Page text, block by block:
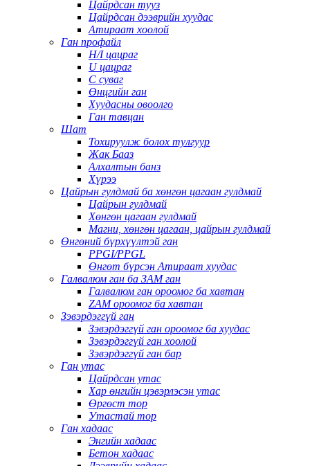
Цайрдсан тууз
Цайрдсан дээврийн хуудас
Атираат хоолой
Ган профайл
H/I цацраг
U цацраг
C суваг
Өнцгийн ган
Хуудасны овоолго
Ган тавцан
Шат
Тохируулж болох тулгуур
Жак Бааз
Алхалтын банз
Хүрээ
Цайрын гулдмай ба хөнгөн цагаан гулдмай
Цайрын гулдмай
Хөнгөн цагаан гулдмай
Магни, хөнгөн цагаан, цайрын гулдмай
Өнгөний бүрхүүлтэй ган
PPGI/PPGL
Өнгөт бүрсэн Атираат хуудас
Галвалюм ган ба ЗАМ ган
Галвалюм ган ороомог ба хавтан
ZAM ороомог ба хавтан
Зэвэрдэггүй ган
Зэвэрдэггүй ган ороомог ба хуудас
Зэвэрдэггүй ган хоолой
Зэвэрдэггүй ган бар
Ган утас
Цайрдсан утас
Хар өнгийн цэвэрлэсэн утас
Өргөст тор
Утастай тор
Ган хадаас
Энгийн хадаас
Бетон хадаас